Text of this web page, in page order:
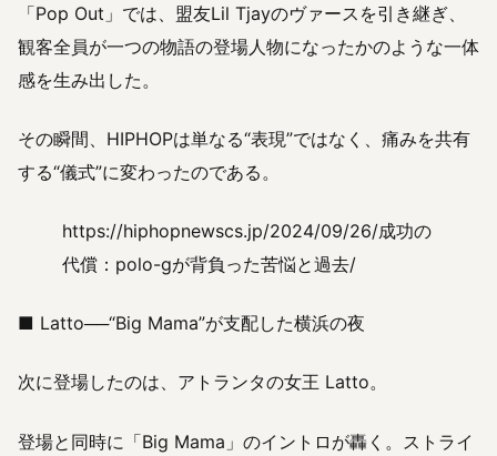
「Pop Out」では、盟友Lil Tjayのヴァースを引き継ぎ、
観客全員が一つの物語の登場人物になったかのような一体
感を生み出した。
その瞬間、HIPHOPは単なる“表現”ではなく、痛みを共有
する“儀式”に変わったのである。
https://hiphopnewscs.jp/2024/09/26/成功の
代償：polo-gが背負った苦悩と過去/
■ Latto──“Big Mama”が支配した横浜の夜
次に登場したのは、アトランタの女王 Latto。
登場と同時に「Big Mama」のイントロが轟く。ストライ